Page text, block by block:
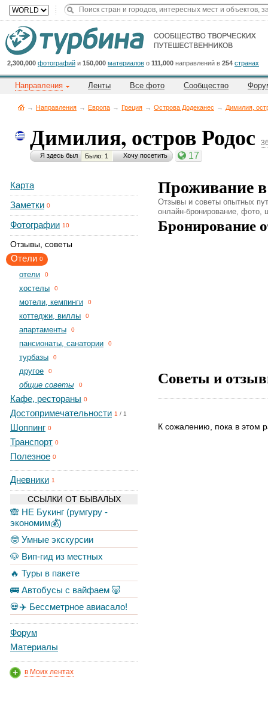
2,300,000 фотографий и 150,000 материалов о 111,000 направлений в 254 странах
Направления Ленты Все фото Сообщество
→ Направления → Европа → Греция → Острова Додеканес → Димилия,
Димилия, остров Родос
Я здесь был Было: 1 Хочу посетить 17
Карта
Заметки 0
Фотографии 10
Отзывы, советы
Отели 0
отели 0
хостелы 0
мотели, кемпинги 0
коттеджи, виллы 0
апартаменты 0
пансионаты, санатории 0
турбазы 0
другое 0
общие советы 0
Кафе, рестораны 0
Достопримечательности 1 / 1
Шоппинг 0
Транспорт 0
Полезное 0
Дневники 1
ССЫЛКИ ОТ БЫВАЛЫХ
🙈 НЕ Букинг (румгуру -
экономим💰)
🤓 Умные экскурсии
🐶 Вип-гид из местных
🔥 Туры в пакете
🚌 Автобусы с вайфаем 🐷
💀✈️ Бессметрное авиасало!
Форум
Материалы
в Моих лентах
Проживание в
Отзывы и советы опытных
онлайн-бронирование, фото,
Бронирование
Советы и
К сожалению, пока в этом
Cейчас
на
сайте:
Title
Button